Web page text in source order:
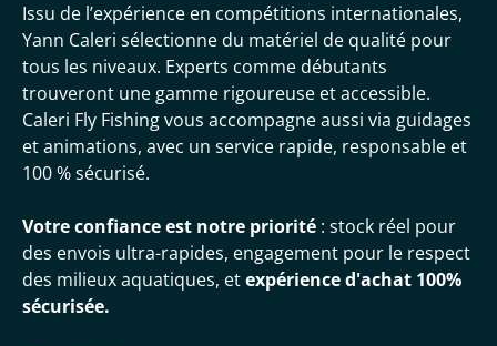
Issu de l’expérience en compétitions internationales,
Yann Caleri sélectionne du matériel de qualité pour
tous les niveaux. Experts comme débutants
trouveront une gamme rigoureuse et accessible.
Caleri Fly Fishing vous accompagne aussi via guidages
et animations, avec un service rapide, responsable et
100 % sécurisé.
Votre confiance est notre priorité : stock réel pour
des envois ultra-rapides, engagement pour le respect
des milieux aquatiques, etexpérience d'achat 100%
sécurisée.